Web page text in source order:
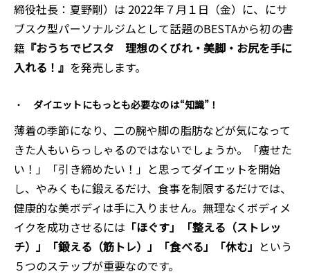
締役社長：夏野剛）は 2022年７月１日（金）に、にサ
ブスク型パーソナルジムとして話題のBESTAから初の書
籍 『おうちでビスタ 理想のくびれ・美脚・お尻を手に
入れる！』 を発売します。
ダイエットにもっとも必要なのは“知識”！
薄着の季節になり、二の腕や脚の脂肪などが気になって
きた人もいらっしゃるのではないでしょうか。「痩せた
い！」「引き締めたい！」と思ってダイエットを開始
し、やみくもに鍛えるだけ、食事を制限するだけでは、
健康的な美ボディは手に入りません。無理なくボディメ
イクを成功させるには 「ほぐす」「整える（ストレッ
チ）」「鍛える（筋トレ）」「食べる」「休む」 という
５つのステップが重要なのです。